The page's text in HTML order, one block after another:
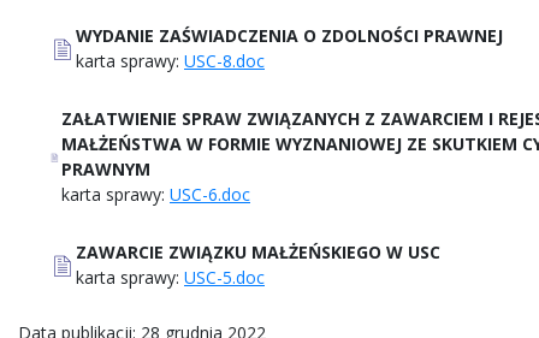
WYDANIE ZAŚWIADCZENIA O ZDOLNOŚCI PRAWNEJ
karta sprawy: USC-8.doc
ZAŁATWIENIE SPRAW ZWIĄZANYCH Z ZAWARCIEM I
MAŁŻEŃSTWA W FORMIE WYZNANIOWEJ ZE SKUTKIEM
PRAWNYM
karta sprawy: USC-6.doc
ZAWARCIE ZWIĄZKU MAŁŻEŃSKIEGO W USC
karta sprawy: USC-5.doc
Data publikacji: 28 grudnia 2022